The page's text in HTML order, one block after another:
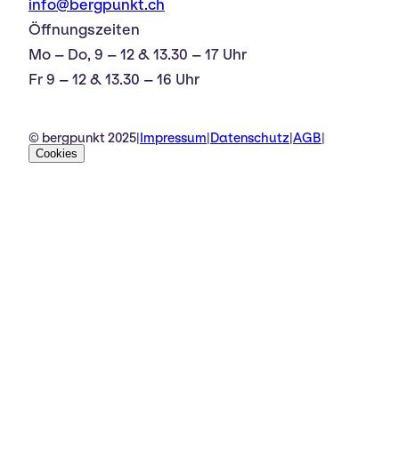
info@bergpunkt.ch
Öffnungszeiten
Mo – Do, 9 – 12 & 13.30 – 17 Uhr
Fr 9 – 12 & 13.30 – 16 Uhr
© bergpunkt 2025 Impressum Datenschutz AGB
Cookies